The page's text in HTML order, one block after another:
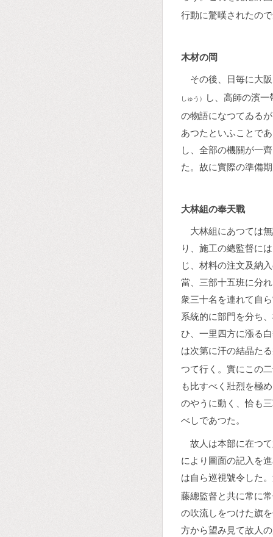
行動に驚嘆されたの
木材の岡
その後、日毎に大
しゅう）
し、高師の濱
の物語になつてゐる
あつたといふことで
し、全部の機關が一
た。故に實際の準備
大林組の奉天戰
大林組にあつては
り、施工の總監督に
じ、材料の注文及納
當、三部十五班に分
衆三十名を連れて自
系統的に部門を分ち
ひ、一里四方に漲る
は次第に汗の結晶た
つて行く。實にこの
も比すべく壯烈を極
のやうに動く、恰も
べしであつた。
故人は本部に在つ
により圖面の記入を
は自ら巡視號令した
藤總監督と共に常に
の吹流しをつけた旗
方から望み見て故人